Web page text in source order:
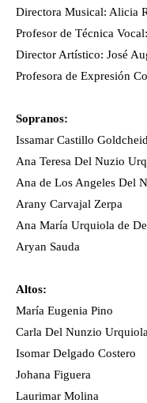
Directora Musical: Alicia
Profesor de Técnica
Director Artístico: José
Profesora de Expresión
Sopranos:
Issamar Castillo Goldcheid
Ana Teresa Del Nuzio
Ana de Los Angeles Del
Arany Carvajal Zerpa
Ana María Urquiola de
Aryan Sauda
Altos:
María Eugenia Pino
Carla Del Nunzio Urquiola
Isomar Delgado Costero
Johana Figuera
Laurimar Molina